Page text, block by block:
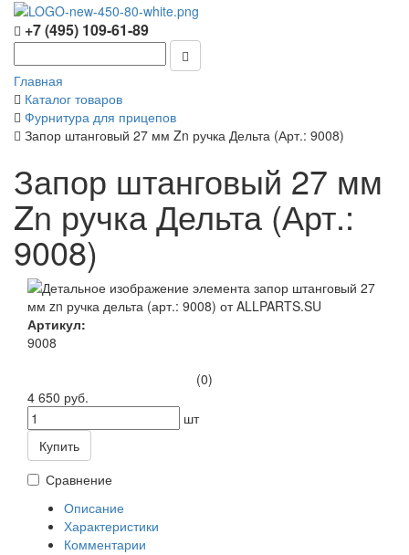
+7 (495) 109-61-89
Главная
Каталог товаров
Фурнитура для прицепов
Запор штанговый 27 мм Zn ручка Дельта (Арт.: 9008)
Запор штанговый 27 мм
Zn ручка Дельта (Арт.:
9008)
Артикул:
9008
(0)
4 650 руб.
шт
Купить
Сравнение
Описание
Характеристики
Комментарии